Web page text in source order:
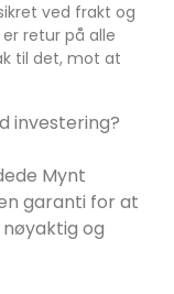
ved frakt og
retur på alle
til det, mot at
investering?
Mynt
garanti for at
og